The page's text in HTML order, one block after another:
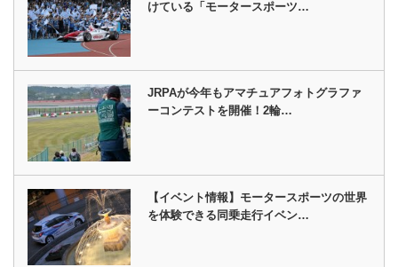
けている「モータースポーツ…
JRPAが今年もアマチュアフォトグラファ
ーコンテストを開催！2輪…
【イベント情報】モータースポーツの世界
を体験できる同乗走行イベン…